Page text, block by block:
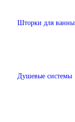
Шторки для ванны
Душевые системы